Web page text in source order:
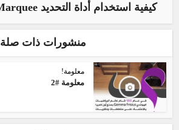
كيفية استخدام أداة التحديد Marquee
منشورات ذات صلة
معلومة!
معلومة #2